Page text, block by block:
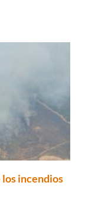
incendios